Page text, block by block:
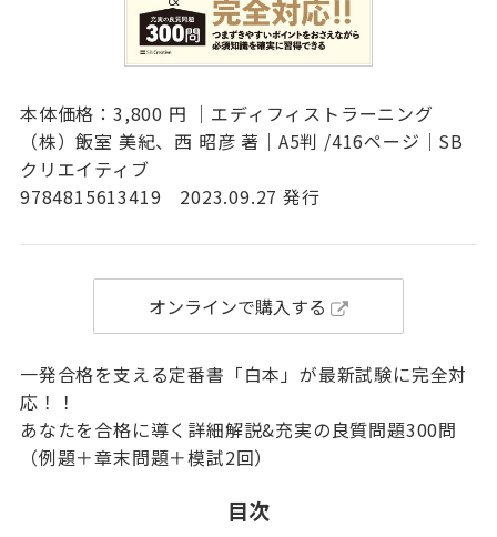
本体価格：3,800 円 ｜エディフィストラーニング
（株）飯室 美紀、西 昭彦 著｜A5判 /416ページ｜SB
クリエイティブ
9784815613419 2023.09.27 発行
オンラインで購入する
一発合格を支える定番書「白本」が最新試験に完全対
応！！
あなたを合格に導く詳細解説&充実の良質問題300問
（例題＋章末問題＋模試2回）
目次